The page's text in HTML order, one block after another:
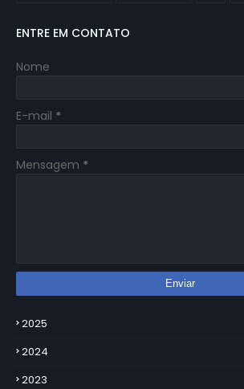
ENTRE EM CONTATO
Nome
E-mail *
Mensagem *
2025
2024
2023